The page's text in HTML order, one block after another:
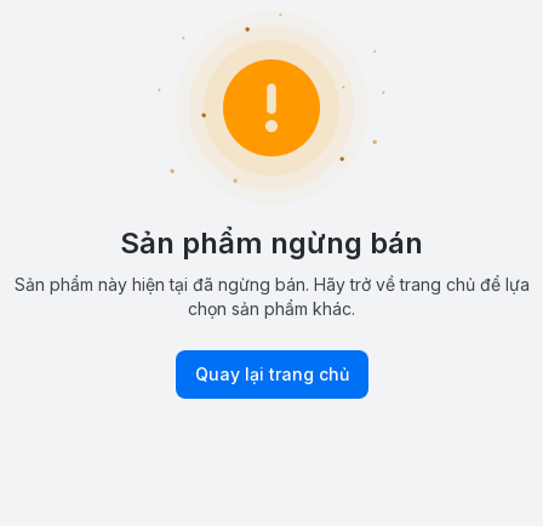
Sản phẩm ngừng bán
Sản phẩm này hiện tại đã ngừng bán. Hãy trở về trang chủ để lựa
chọn sản phẩm khác.
Quay lại trang chủ